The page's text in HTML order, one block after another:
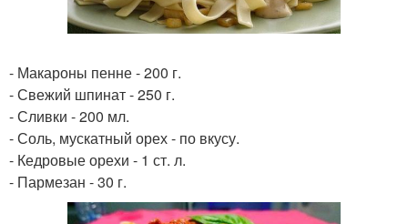
- Макароны пенне - 200 г.
- Свежий шпинат - 250 г.
- Сливки - 200 мл.
- Соль, мускатный орех - по вкусу.
- Кедровые орехи - 1 ст. л.
- Пармезан - 30 г.